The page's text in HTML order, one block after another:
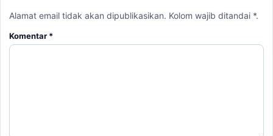
Alamat email tidak akan dipublikasikan. Kolom wajib ditandai *.
Komentar *